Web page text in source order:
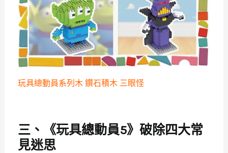
玩具總動員系列木 鑽石積木 三眼怪
三、《玩具總動員5》破除四大常
見迷思